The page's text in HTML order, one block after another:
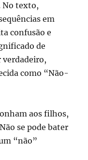
No texto,
em
confusão e
de
verdadeiro,
como “Não-
aos filhos,
se pode bater
“não”